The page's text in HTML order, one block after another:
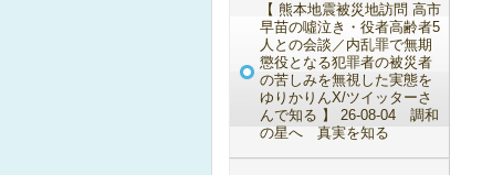
【 熊本地震被災地訪問 高市
早苗の噓泣き・役者高齢者5
人との会談／内乱罪で無期
懲役となる犯罪者の被災者
の苦しみを無視した実態を
ゆりかりんX/ツイッターさ
んで知る 】 26-08-04 調和
の星へ 真実を知る